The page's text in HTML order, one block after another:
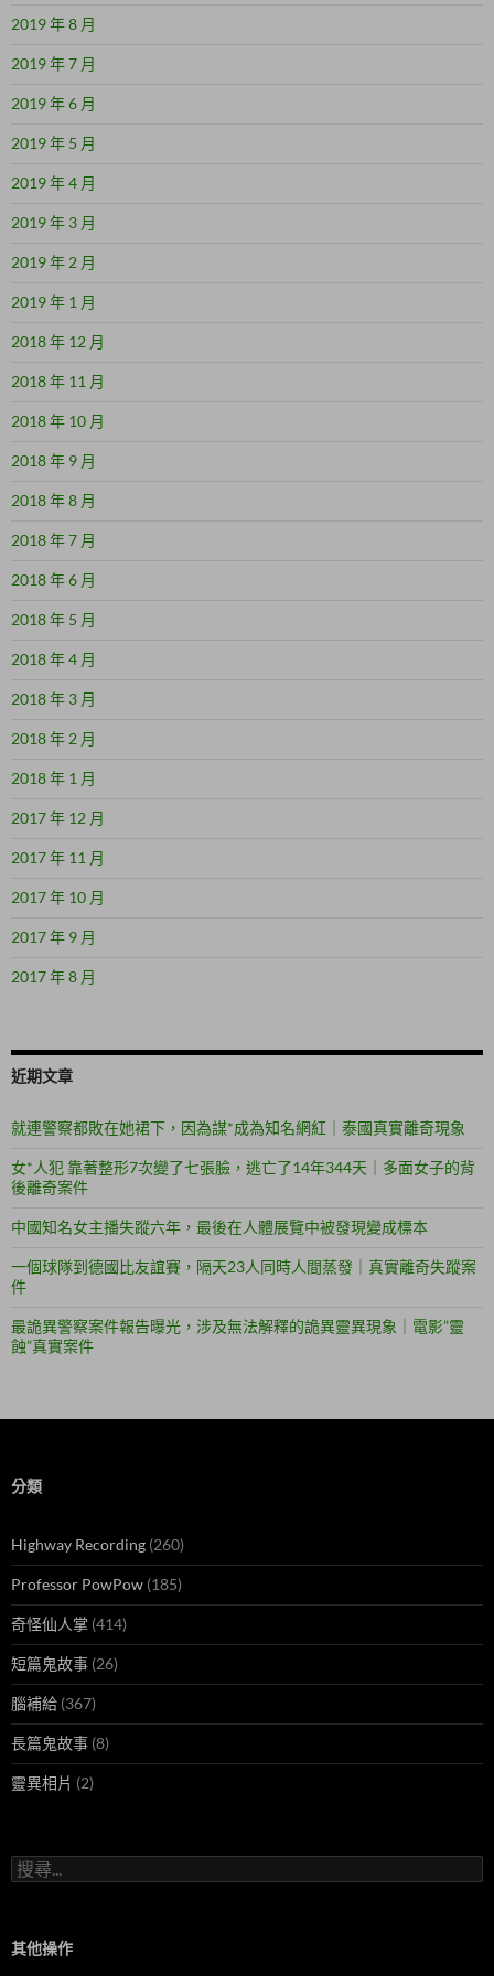
2019 年 8 月
2019 年 7 月
2019 年 6 月
2019 年 5 月
2019 年 4 月
2019 年 3 月
2019 年 2 月
2019 年 1 月
2018 年 12 月
2018 年 11 月
2018 年 10 月
2018 年 9 月
2018 年 8 月
2018 年 7 月
2018 年 6 月
2018 年 5 月
2018 年 4 月
2018 年 3 月
2018 年 2 月
2018 年 1 月
2017 年 12 月
2017 年 11 月
2017 年 10 月
2017 年 9 月
2017 年 8 月
近期文章
就連警察都敗在她裙下，因為謀*成為知名網紅｜泰國真實離奇現象
女*人犯 靠著整形7次變了七張臉，逃亡了14年344天｜多面女子的背
後離奇案件
中國知名女主播失蹤六年，最後在人體展覽中被發現變成標本
一個球隊到德國比友誼賽，隔天23人同時人間蒸發｜真實離奇失蹤案
件
最詭異警察案件報告曝光，涉及無法解釋的詭異靈異現象｜電影”靈
蝕”真實案件
分類
Highway Recording (260)
Professor PowPow (185)
奇怪仙人掌 (414)
短篇鬼故事 (26)
腦補給 (367)
長篇鬼故事 (8)
靈異相片 (2)
搜
尋
字:
其他操作